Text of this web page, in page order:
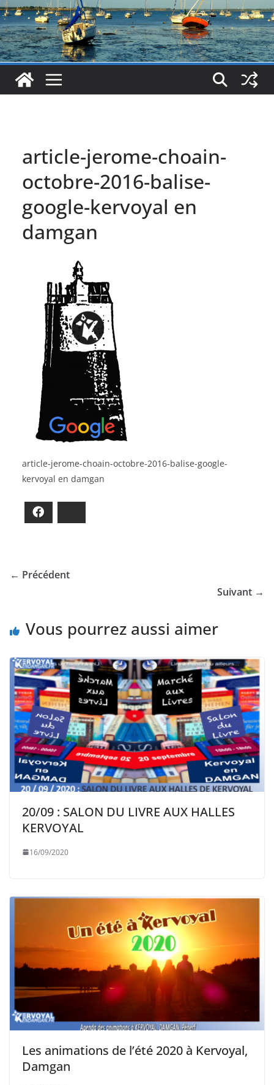
article-jerome-choain-
octobre-2016-balise-
google-kervoyal en
damgan
article-jerome-choain-octobre-2016-balise-google-
kervoyal en damgan
← Précédent
Suivant →
Vous pourrez aussi aimer
20/09 : SALON DU LIVRE AUX HALLES
KERVOYAL
16/09/2020
Les animations de l’été 2020 à Kervoyal,
Damgan